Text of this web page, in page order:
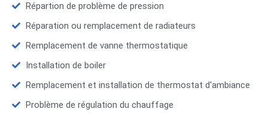
Répartion de problème de pression
Réparation ou remplacement de radiateurs
Remplacement de vanne thermostatique
Installation de boiler
Remplacement et installation de thermostat d'ambiance
Problème de régulation du chauffage